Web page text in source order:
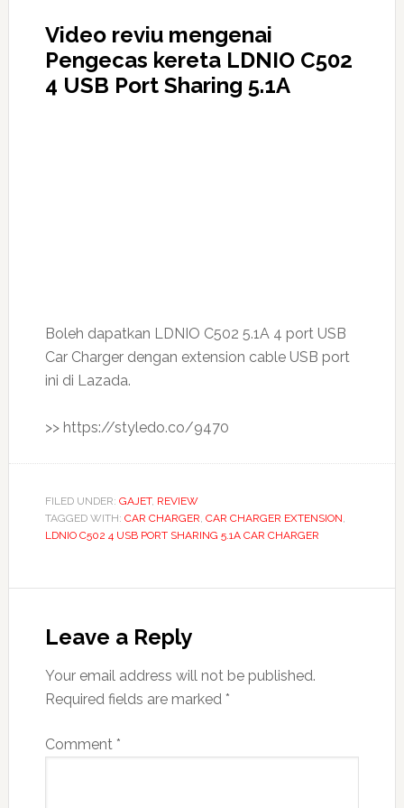
Video reviu mengenai
Pengecas kereta LDNIO C502
4 USB Port Sharing 5.1A
Boleh dapatkan LDNIO C502 5.1A 4 port USB
Car Charger dengan extension cable USB port
ini di Lazada.
>> https://styledo.co/9470
FILED UNDER: GAJET, REVIEW
TAGGED WITH: CAR CHARGER, CAR CHARGER EXTENSION,
LDNIO C502 4 USB PORT SHARING 5.1A CAR CHARGER
Interactions
Leave a Reply
Your email address will not be published.
Required fields are marked *
Comment *